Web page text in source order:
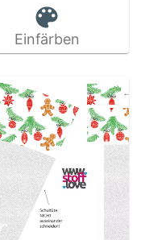
Einfärben